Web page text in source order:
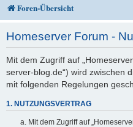
Foren-Übersicht
Homeserver Forum -
Mit dem Zugriff auf
server-blog.de“) wird zwischen
mit folgenden Regelungen
1. NUTZUNGSVERTRAG
Mit dem Zugriff auf